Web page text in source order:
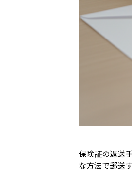
保険証の返送
な方法で郵送